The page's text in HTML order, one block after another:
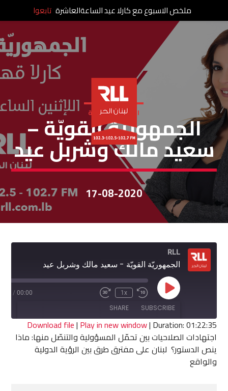
الجمهورية القوية
الجمهوريّة القويّة –
سعيد مالك وشربل عيد
17-08-2020
RLL
الجمهوريّة القويّة - سعيد مالك وشربل عيد
Play
Episode
Rewind
10
Seconds
1x
Fast
seconds
00:00
/
SUBSCRIBE
SHARE
RSS FEED
SHARE
LINK
Download file| Play in new window| Duration: 01:22:35
اجتهادات الصلاحيات بين تحمّل المسؤولية والتنصّل منها: ماذا
ينص الدستور؟ لبنان على مفترق طرق بين الرؤية الدولية
والواقع
ملخص الاسبوع مع كارلا عيد الساعةالعاشرة تابعوا